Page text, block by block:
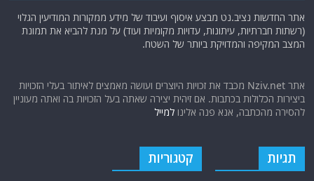
אתר החדשות נציב.נט מבצע איסוף ועיבוד של מידע ממקורות המודיעין הגלוי
(רשתות חברתיות, עיתונות, עדויות מקומיות ועוד) על מנת להביא את תמונת
המצב המקיפה והמדויקת ביותר של השטח.
אתר Nziv.net מכבד את זכויות היוצרים ועושה מאמצים לאיתור בעלי הזכויות
ביצירות הכלולות בכתבות. אם זיהית יצירה שאתה בעל הזכויות בה ואתה מעוניין
להסירה מהכתבה, אנא פנה אלינולמייל
תגיות קטגוריות